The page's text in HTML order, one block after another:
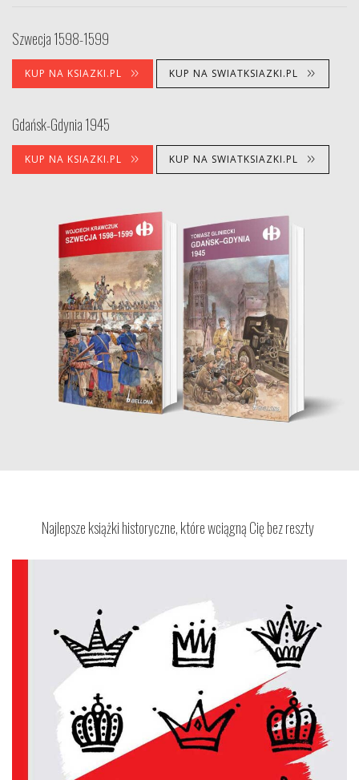
Szwecja 1598-1599
KUP NA KSIAZKI.PL KUP NA SWIATKSIAZKI.PL
Gdańsk-Gdynia 1945
KUP NA KSIAZKI.PL KUP NA SWIATKSIAZKI.PL
Najlepsze książki historyczne, które wciągną Cię bez reszty